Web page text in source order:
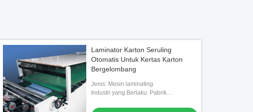
Laminator Karton Seruling
Otomatis Untuk Kertas Karton
Bergelombang
Jenis: Mesin laminating
Industri yang Berlaku: Pabrik